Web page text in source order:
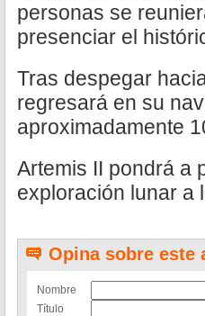
personas se
presenciar el
Tras despegar
regresará en su
aproximadamente
Artemis II pondrá a
exploración lunar a
Opina sobre este
Nombre
Título